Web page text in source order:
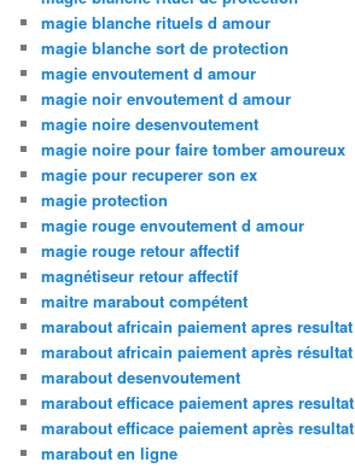
magie blanche rituels d amour
magie blanche sort de protection
magie envoutement d amour
magie noir envoutement d amour
magie noire desenvoutement
magie noire pour faire tomber amoureux
magie pour recuperer son ex
magie protection
magie rouge envoutement d amour
magie rouge retour affectif
magnétiseur retour affectif
maitre marabout compétent
marabout africain paiement apres resultat
marabout africain paiement après résultat
marabout desenvoutement
marabout efficace paiement apres resultat
marabout efficace paiement après resultat
marabout en ligne